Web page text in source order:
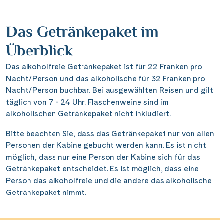
Kontakt
Reisekalender
Reisegutscheine
Reisekataloge
Kundenlogin
Hotline 0800 626 550
Das Getränkepaket im
Überblick
Das alkoholfreie Getränkepaket ist für 22 Franken pro
Nacht/Person und das alkoholische für 32 Franken pro
Nacht/Person buchbar. Bei ausgewählten Reisen und gilt
täglich von 7 - 24 Uhr. Flaschenweine sind im
alkoholischen Getränkepaket nicht inkludiert.
Bitte beachten Sie, dass das Getränkepaket nur von allen
Personen der Kabine gebucht werden kann. Es ist nicht
möglich, dass nur eine Person der Kabine sich für das
Getränkepaket entscheidet. Es ist möglich, dass eine
Person das alkoholfreie und die andere das alkoholische
Getränkepaket nimmt.
Schottland
Serbien
Slowakei(11)
Ungarn (14)
Asien(28)
weitere Länder & Kontinente(49)
Elbe & Moldau(22)
Havel, Peene & Hunte
Maas & IJsselmeer(18)
Main & Main-Donau-Kanal(20)
Mosel(26)
Neckar (5)
Nil(8)
Oder, Ostsee, Nord-Ostsee-Kanal (19)
Oder, Ostsee, Peene(2)
Rhein(142)
Swiss Pearl(5)
Thurgau Avanti
Thurgau Chopin(37)
Thurgau Ganga Vilas(9)
Thurgau Gold (35)
Thurgau Prestige (24)
Thurgau Saxonia(28)
Voyage(5)
Musikreise
Rhein in Flammen
Silvester(9)
Stricken(2)
Tanzreise (1)
Tulpenblüte(8)
Velo und Schiff(21)
Weihnachten (1)
Wellness und Erholung(2)
Kinderdijk Windmühlen(8)
Kloster Weltenburg
Kreidefelsen Rügen(2)
Kreidefelsen Étretat(5)
Krka Nationalpark (2)
Kölner Dom(16)
Loreley, Romantischer Rhein(34)
Meyer Werft Papenburg (4)
Nord-Ostsee-Kanal
Frankfurt
Kiel
Koblenz(2)
Lagarde(1)
Linz(8)
Luxor(8)
Lyon(5)
Mainz (2)
Münster(1)